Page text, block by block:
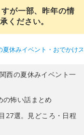
が一部、昨年の情
ください。
夏休みイベント・おでかけ
西の夏休みイベント一
の怖い話まとめ
27選。見どころ・日程